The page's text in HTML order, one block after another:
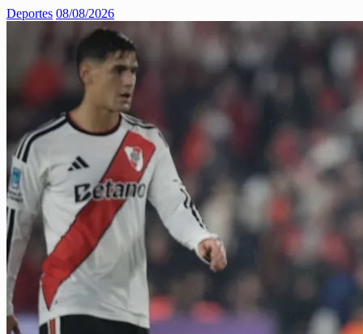
Deportes 08/08/2026